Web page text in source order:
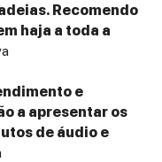
Recomendo
haja a toda a
e
a apresentar os
de áudio e